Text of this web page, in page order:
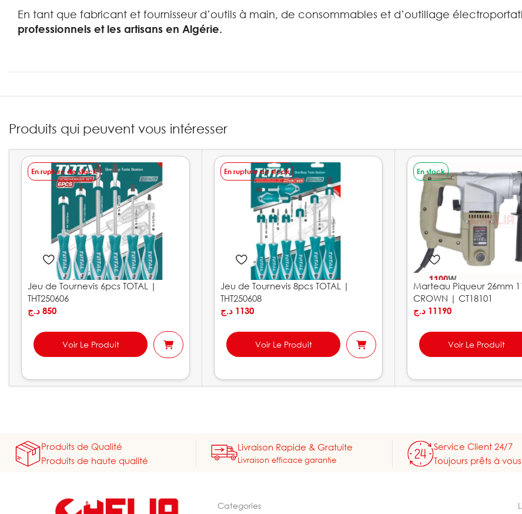
En tant que fabricant et fournisseur d’outils à main, de consommables et d’outillage
professionnels et les artisans en Algérie.
Produits qui peuvent vous intéresser
En rupture de stock
Jeu de Tournevis 6pcs TOTAL |
THT250606
850 د.ج
Voir Le Produit
En rupture de stock
Jeu de Tournevis 8pcs TOTAL |
THT250608
1130 د.ج
Voir Le Produit
En stock
Marteau Piqueur 26mm
CROWN | CT18101
11190 د.ج
Voir Le Produit
Produits de Qualité
Produits de haute qualité
Livraison Rapide & Gratuite
Livraison efficace garantie
Service Client 24/7
Toujours prêts à
Categories